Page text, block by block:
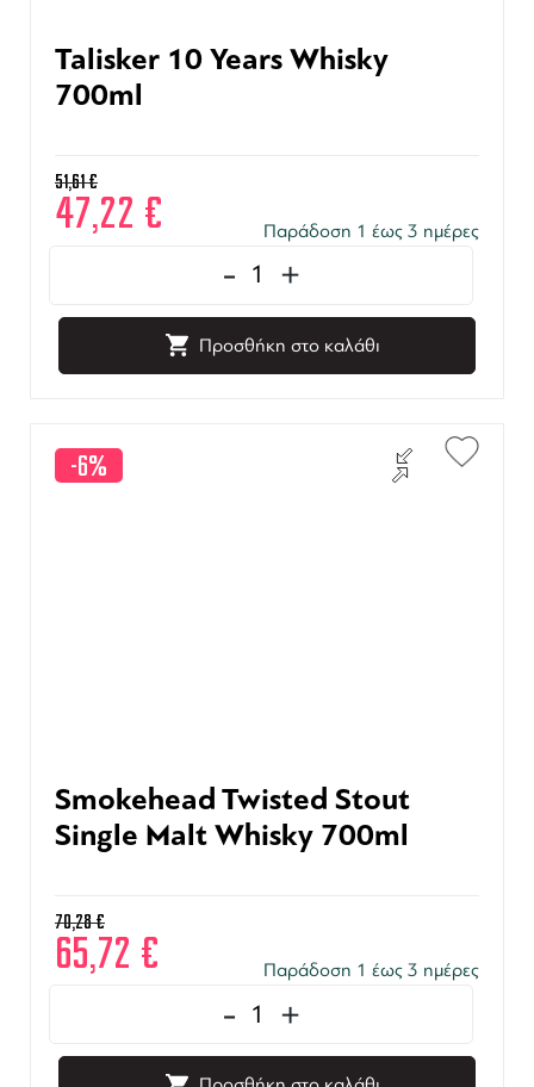
Talisker 10 Years Whisky
700ml
51,61€
47,22 € Παράδοση 1 έως 3 ημέρες
- +
Προσθήκη στο καλάθι
-6%
Smokehead Twisted Stout
Single Malt Whisky 700ml
70,28€
65,72 € Παράδοση 1 έως 3 ημέρες
- +